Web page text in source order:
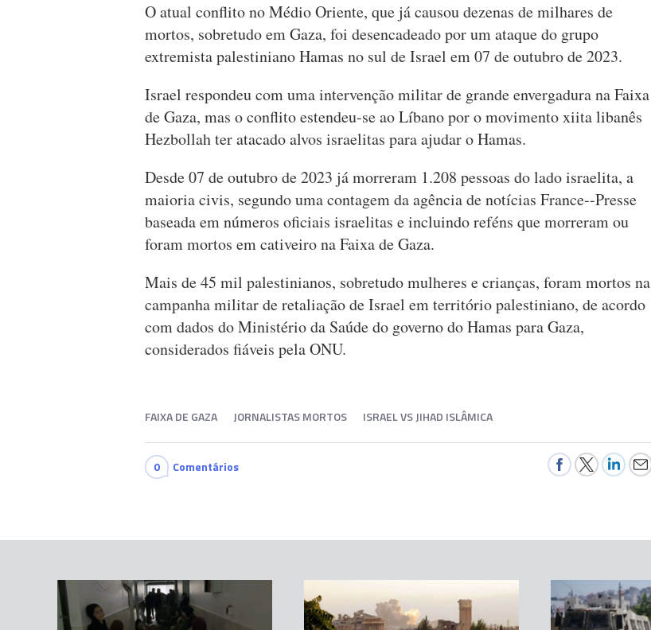
O atual conflito no Médio Oriente, que já causou dezenas de milhares de
mortos, sobretudo em Gaza, foi desencadeado por um ataque do grupo
extremista palestiniano Hamas no sul de Israel em 07 de outubro de 2023.
Israel respondeu com uma intervenção militar de grande envergadura na Faixa
de Gaza, mas o conflito estendeu-se ao Líbano por o movimento xiita libanês
Hezbollah ter atacado alvos israelitas para ajudar o Hamas.
Desde 07 de outubro de 2023 já morreram 1.208 pessoas do lado israelita, a
maioria civis, segundo uma contagem da agência de notícias France--Presse
baseada em números oficiais israelitas e incluindo reféns que morreram ou
foram mortos em cativeiro na Faixa de Gaza.
Mais de 45 mil palestinianos, sobretudo mulheres e crianças, foram mortos na
campanha militar de retaliação de Israel em território palestiniano, de acordo
com dados do Ministério da Saúde do governo do Hamas para Gaza,
considerados fiáveis pela ONU.
FAIXA DE GAZA JORNALISTAS MORTOS ISRAEL VS JIHAD ISLÂMICA
0 Comentários